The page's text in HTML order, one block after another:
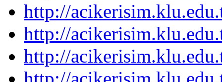
http://
http://
http://